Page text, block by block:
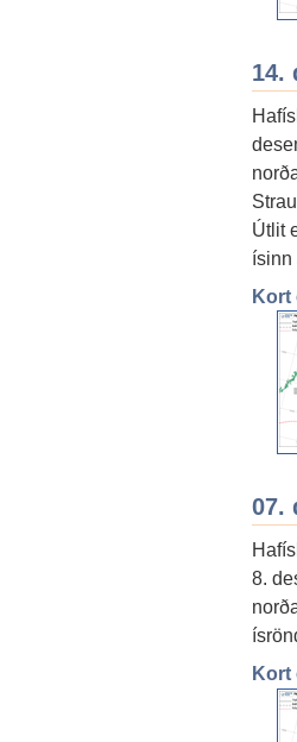
14.
Útlit
Kort
07.
8.
Kort